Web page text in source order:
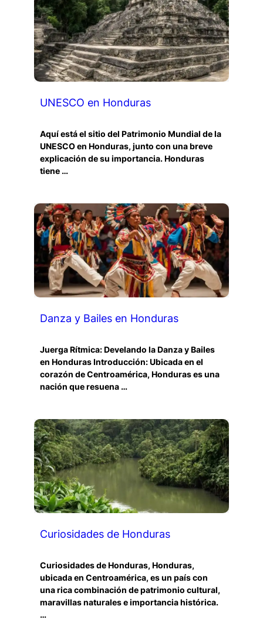
UNESCO en Honduras
Aquí está el sitio del Patrimonio Mundial de la
UNESCO en Honduras, junto con una breve
explicación de su importancia. Honduras
tiene …
Danza y Bailes en Honduras
Juerga Rítmica: Develando la Danza y Bailes
en Honduras Introducción: Ubicada en el
corazón de Centroamérica, Honduras es una
nación que resuena …
Curiosidades de Honduras
Curiosidades de Honduras, Honduras,
ubicada en Centroamérica, es un país con
una rica combinación de patrimonio cultural,
maravillas naturales e importancia histórica.
…